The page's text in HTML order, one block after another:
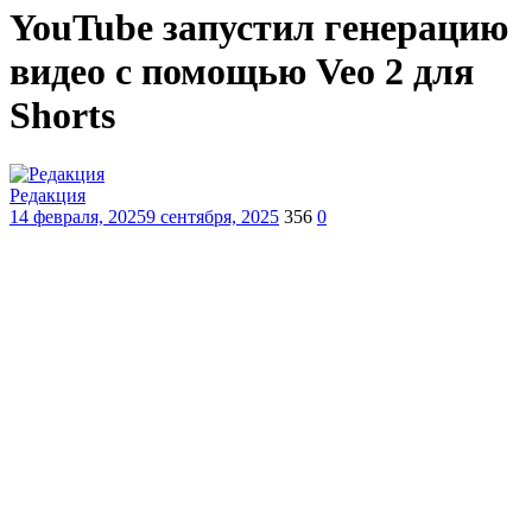
YouTube запустил генерацию
видео с помощью Veo 2 для
Shorts
Редакция
14 февраля, 20259 сентября, 2025 356 0